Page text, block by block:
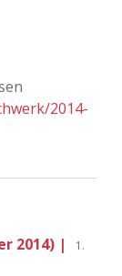
2014-
2014) | 1.